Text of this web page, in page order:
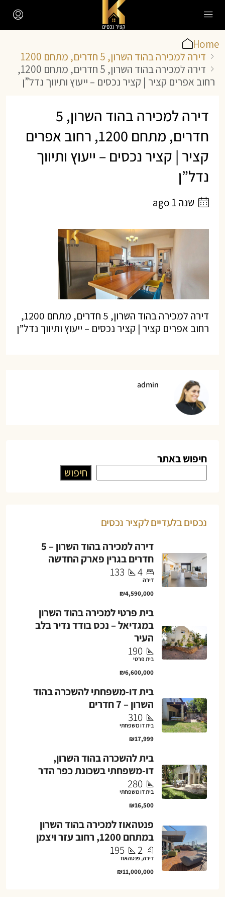
Home
דירה למכירה בהוד השרון, 5 חדרים, מתחם 1200
דירה למכירה בהוד השרון, 5 חדרים, מתחם 1200,
רחוב אפרים קציר | קציר נכסים – ייעוץ ותיווך נדל”ן
דירה למכירה בהוד השרון, 5
חדרים, מתחם 1200, רחוב אפרים
קציר | קציר נכסים – ייעוץ ותיווך
נדל”ן
שנה 1 ago
דירה למכירה בהוד השרון, 5 חדרים, מתחם 1200,
רחוב אפרים קציר | קציר נכסים – ייעוץ ותיווך נדל”ן
admin
חיפוש באתר
חיפוש
נכסים בלעדיים לקציר נכסים
דירה למכירה בהוד השרון – 5
חדרים בגרין פארק החדשה
4
133
דירה
₪4,590,000
בית פרטי למכירה בהוד השרון
במגדיאל – נכס בודד נדיר בלב
העיר
190
בית פרטי
₪6,600,000
בית דו-משפחתי להשכרה בהוד
השרון – 7 חדרים
310
בית דו משפחתי
₪17,999
בית להשכרה בהוד השרון,
דו-משפחתי בשכונת כפר הדר
280
בית דו משפחתי
₪16,500
פנטהאוז למכירה בהוד השרון
במתחם 1200, רחוב עזר ויצמן
2
195
דירה, פנטהאוז
₪11,000,000